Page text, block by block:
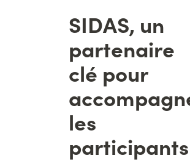
Titre
SIDAS, un
partenaire
clé pour
les
participants